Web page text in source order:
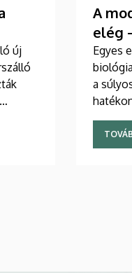
új
új
A
elég
Egyes
a